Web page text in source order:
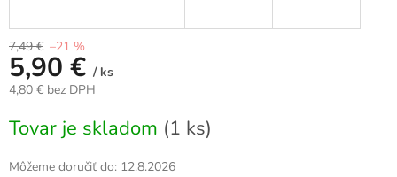
7,49 € –21 %
5,90 € / ks
4,80 € bez DPH
cena:
Tovar je skladom (1 ks)
Môžeme doručiť do: 12.8.2026